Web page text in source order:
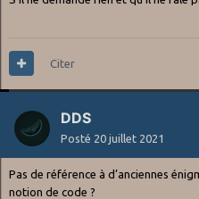
Citer
DDS
Posté 20 juillet 2021
Pas de référence à d’anciennes
notion de code ?